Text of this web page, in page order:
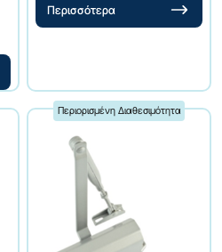
Περισσότερα
Περιορισμένη Διαθεσιμότητα